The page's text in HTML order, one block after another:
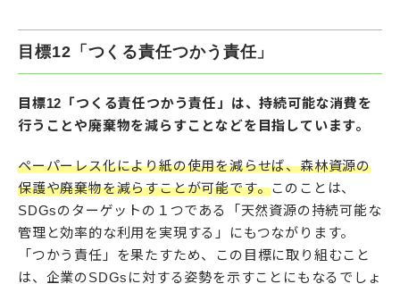
目標12「つくる責任つかう責任」
目標12「つくる責任つかう責任」は、持続可能な消費を
行うことや廃棄物を減らすことなどを目指しています。
ペーパーレス化により紙の使用を減らせば、森林資源の
保護や廃棄物を減らすことが可能です。このことは、
SDGsのターゲットの１つである「天然資源の持続可能な
管理と効率的な利用を実現する」にもつながります。
「つかう責任」を果たすため、この目標に取り組むこと
は、企業のSDGsに対する姿勢を示すことにもなるでしょ